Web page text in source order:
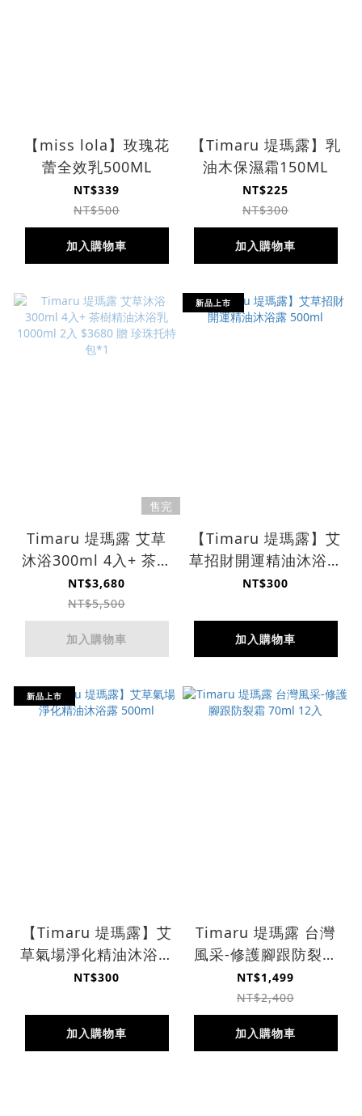
【miss lola】玫瑰花
蕾全效乳500ML
NT$339
NT$500
加入購物車
【Timaru 堤瑪露】乳
油木保濕霜150ML
NT$225
NT$300
加入購物車
售完
Timaru 堤瑪露 艾草
沐浴300ml 4入+ 茶樹
精油沐浴乳1000ml 2
入 $3680 贈 珍珠托特
包*1
NT$3,680
NT$5,500
加入購物車
新品上市
【Timaru 堤瑪露】艾
草招財開運精油沐浴露
500ml
NT$300
加入購物車
新品上市
【Timaru 堤瑪露】艾
草氣場淨化精油沐浴露
500ml
NT$300
加入購物車
Timaru 堤瑪露 台灣
風采-修護腳跟防裂霜
70ml 12入
NT$1,499
NT$2,400
加入購物車